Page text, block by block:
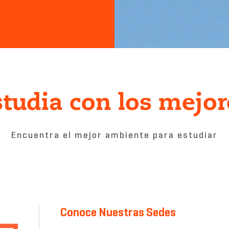
con los
Encuentra el mejor ambiente para estudiar
Conoce Nuestras Sedes